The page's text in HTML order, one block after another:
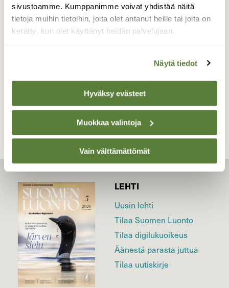
sivustoamme. Kumppanimme voivat yhdistää näitä
tietoja muihin tietoihin, joita olet antanut heille tai joita on
kerätty, kun olet käyttänyt heidän palvelujaan.
Näytä tiedot
Hyväksy evästeet
Muokkaa valintoja
Vain välttämättömät
Maapallo natisee
LEHTI
Uusin lehti
Tilaa Suomen Luonto
Tilaa digilukuoikeus
Äänestä parasta juttua
Tilaa uutiskirje